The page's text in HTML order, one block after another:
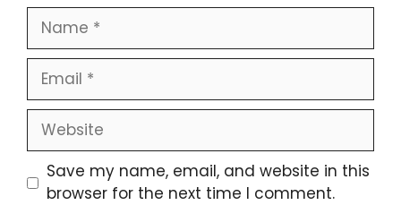
Name
Email
Website
Save my name, email, and website in this
browser for the next time I comment.